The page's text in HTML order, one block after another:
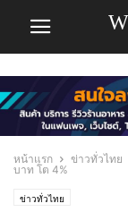
หน้าแรก ข่าวทั่วไทย
บาท โต 4%
ข่าวทั่วไทย